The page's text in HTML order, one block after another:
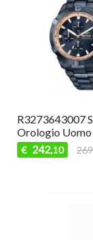
AV101 Orologio
AVAIA
€ 44,90